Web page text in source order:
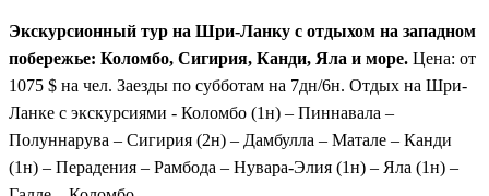
Экскурсионный тур на Шри-Ланку с отдыхом на западном
побережье: Коломбо, Сигирия, Канди, Яла и море. Цена: от
1075 $ на чел. Заезды по субботам на 7дн/6н. Отдых на Шри-
Ланке с экскурсиями - Коломбо (1н) – Пиннавала –
Полуннарува – Сигирия (2н) – Дамбулла – Матале – Канди
(1н) – Перадения – Рамбода – Нувара-Элия (1н) – Яла (1н) –